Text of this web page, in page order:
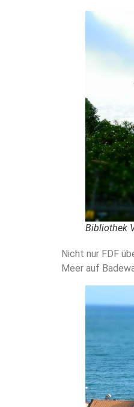
Bibliothek
Nicht nur FDF
Meer auf